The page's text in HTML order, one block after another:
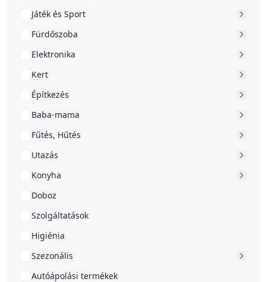
Játék és Sport
Fürdőszoba
Elektronika
Kert
Építkezés
Baba-mama
Fűtés, Hűtés
Utazás
Konyha
Doboz
Szolgáltatások
Higiénia
Szezonális
Autóápolási termékek